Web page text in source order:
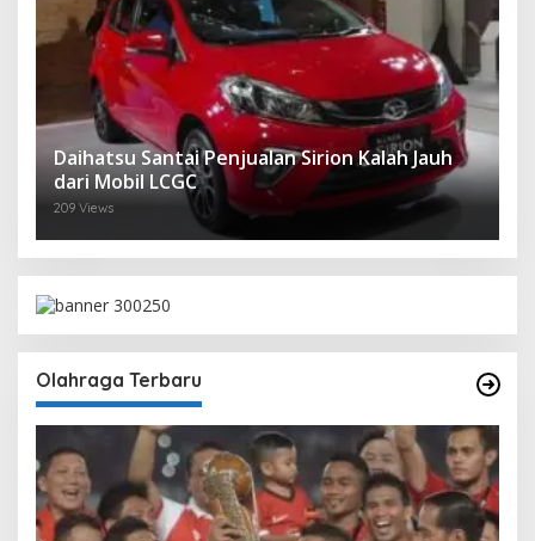
Daihatsu Santai Penjualan Sirion Kalah Jauh
dari Mobil LCGC
209 Views
Olahraga Terbaru